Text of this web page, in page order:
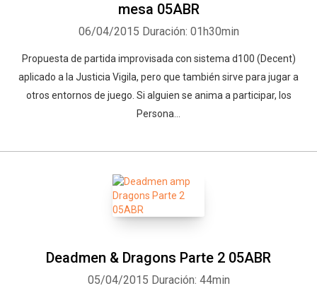
mesa 05ABR
06/04/2015 Duración: 01h30min
Propuesta de partida improvisada con sistema d100 (Decent)
aplicado a la Justicia Vigila, pero que también sirve para jugar a
otros entornos de juego. Si alguien se anima a participar, los
Persona...
Deadmen & Dragons Parte 2 05ABR
05/04/2015 Duración: 44min